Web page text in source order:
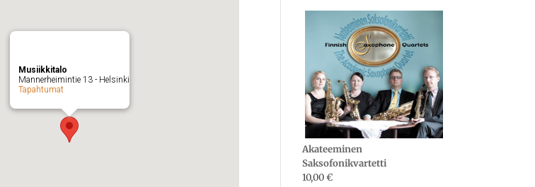
Musiikkitalo
Mannerheimintie 13 - Helsinki
Tapahtumat
Akateeminen
Saksofonikvartetti
10,00€